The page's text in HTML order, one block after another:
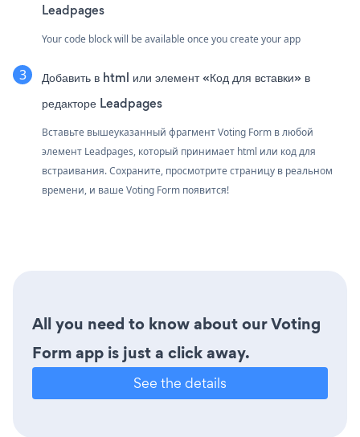
Leadpages
Your code block will be available once you create your app
Добавить в html или элемент «Код для вставки» в
редакторе Leadpages
Вставьте вышеуказанный фрагмент Voting Form в любой
элемент Leadpages, который принимает html или код для
встраивания. Сохраните, просмотрите страницу в реальном
времени, и ваше Voting Form появится!
All you need to know about our Voting
Form app is just a click away.
See the details